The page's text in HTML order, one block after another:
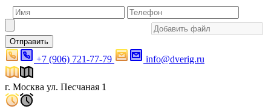
Отправить
+7 (906) 721-77-79 info@dverig.ru
г. Москва ул. Песчаная 1